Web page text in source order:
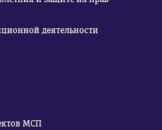
деятельности
МСП